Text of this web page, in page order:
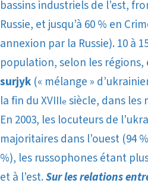
bassins industriels de l’est,
Russie, et jusqu’à 60 % en
annexion par la Russie). 10 à
population, selon les
surjyk (« mélange »
la fin du XVIIIe siècle, dans les
En 2003, les locuteurs de
majoritaires dans l’ouest (94
%), les russophones étant
et à l’est.Sur les relations